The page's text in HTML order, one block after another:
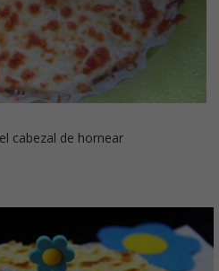
cabezal de hornear